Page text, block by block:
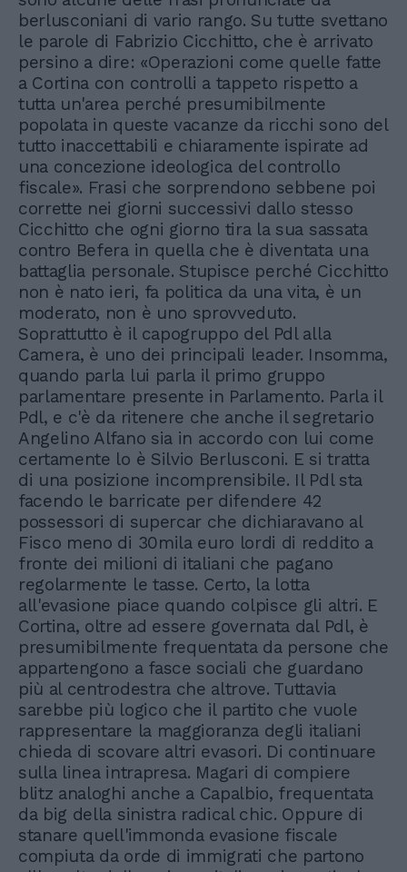
berlusconiani di vario rango. Su tutte svettano
le parole di Fabrizio Cicchitto, che è arrivato
persino a dire: «Operazioni come quelle fatte
a Cortina con controlli a tappeto rispetto a
tutta un'area perché presumibilmente
popolata in queste vacanze da ricchi sono del
tutto inaccettabili e chiaramente ispirate ad
una concezione ideologica del controllo
fiscale». Frasi che sorprendono sebbene poi
corrette nei giorni successivi dallo stesso
Cicchitto che ogni giorno tira la sua sassata
contro Befera in quella che è diventata una
battaglia personale. Stupisce perché Cicchitto
non è nato ieri, fa politica da una vita, è un
moderato, non è uno sprovveduto.
Soprattutto è il capogruppo del Pdl alla
Camera, è uno dei principali leader. Insomma,
quando parla lui parla il primo gruppo
parlamentare presente in Parlamento. Parla il
Pdl, e c'è da ritenere che anche il segretario
Angelino Alfano sia in accordo con lui come
certamente lo è Silvio Berlusconi. E si tratta
di una posizione incomprensibile. Il Pdl sta
facendo le barricate per difendere 42
possessori di supercar che dichiaravano al
Fisco meno di 30mila euro lordi di reddito a
fronte dei milioni di italiani che pagano
regolarmente le tasse. Certo, la lotta
all'evasione piace quando colpisce gli altri. E
Cortina, oltre ad essere governata dal Pdl, è
presumibilmente frequentata da persone che
appartengono a fasce sociali che guardano
più al centrodestra che altrove. Tuttavia
sarebbe più logico che il partito che vuole
rappresentare la maggioranza degli italiani
chieda di scovare altri evasori. Di continuare
sulla linea intrapresa. Magari di compiere
blitz analoghi anche a Capalbio, frequentata
da big della sinistra radical chic. Oppure di
stanare quell'immonda evasione fiscale
compiuta da orde di immigrati che partono